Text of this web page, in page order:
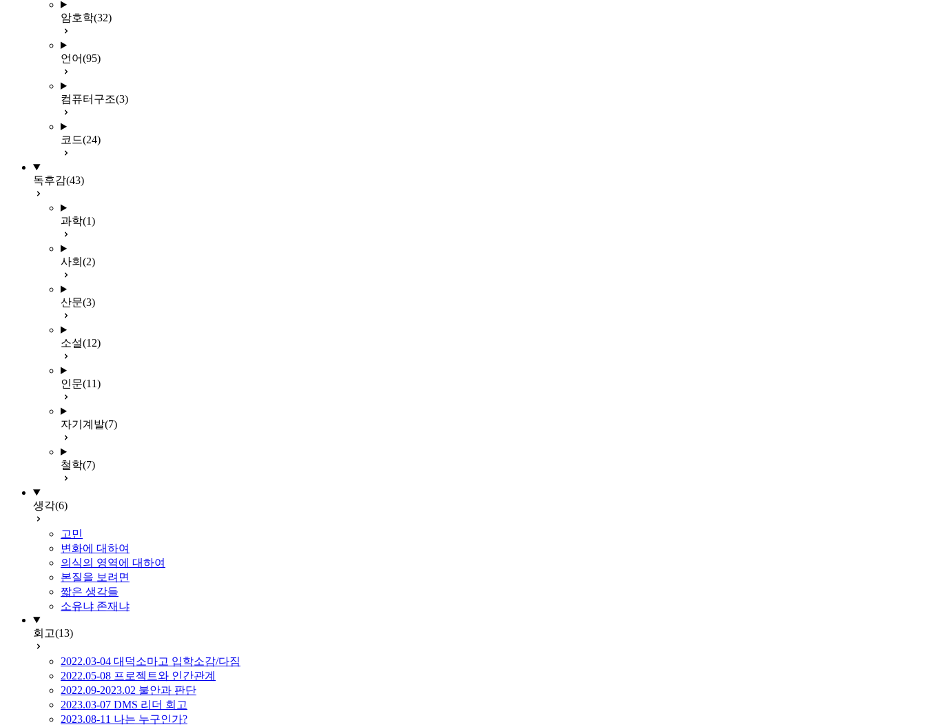
암호학(32)
언어(95)
컴퓨터구조(3)
코드(24)
독후감(43)
과학(1)
사회 (2)
산문(3)
소설(12)
인문(11)
자기계발(7)
철학(7)
생각(6)
고민
변화에 대하여
의식의 영역에 대하여
본질을 보려면
짧은 생각들
소유냐 존재냐
회고(13)
2022.03-04 대덕소마고 입학소감/다짐
2022.05-08 프로젝트와 인간관계
2022.09-2023.02 불안과 판단
2023.03-07 DMS 리더 회고
2023.08-11 나는 누구인가?